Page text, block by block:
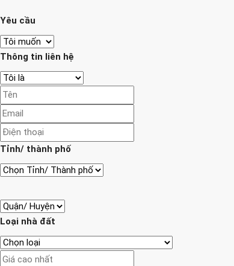
Yêu cầu
Thông tin liên hệ
Tỉnh/ thành phố
Loại nhà đất